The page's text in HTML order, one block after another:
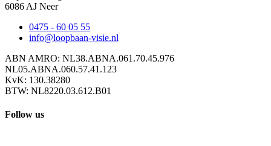
6086 AJ Neer
0475 - 60 05 55
info@loopbaan-visie.nl
ABN AMRO: NL38.ABNA.061.70.45.976
NL05.ABNA.060.57.41.123
KvK: 130.38280
BTW: NL8220.03.612.B01
Follow us